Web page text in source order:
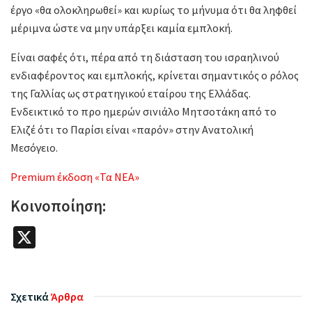
έργο «θα ολοκληρωθεί» και κυρίως το μήνυμα ότι θα ληφθεί
μέριμνα ώστε να μην υπάρξει καμία εμπλοκή.
Είναι σαφές ότι, πέρα από τη διάσταση του ισραηλινού
ενδιαφέροντος και εμπλοκής, κρίνεται σημαντικός ο ρόλος
της Γαλλίας ως στρατηγικού εταίρου της Ελλάδας.
Ενδεικτικό το προ ημερών σινιάλο Μητσοτάκη από το
Ελιζέ ότι το Παρίσι είναι «παρόν» στην Ανατολική
Μεσόγειο.
Premium έκδοση «Τα ΝΕΑ»
Κοινοποίηση:
ΣχετικάΆρθρα